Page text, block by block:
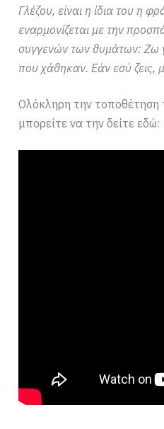
Γλέζου, είναι η ίδια του η
εναρμονίζεται με την
συγγενών των θυμάτων: Ζω
που χάθηκαν. Εάν εσύ ζεις,
Ολόκληρη την τοποθέτηση
μπορείτε να την δείτε εδώ: